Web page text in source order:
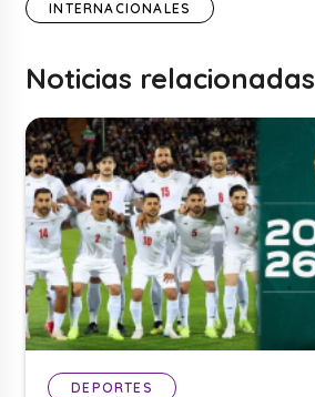
INTERNACIONALES
Noticias relacionadas
DEPORTES